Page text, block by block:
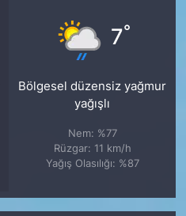
7°
Bölgesel düzensiz yağmur
yağışlı
Nem: %77
Rüzgar: 11 km/h
Yağış Olasılığı: %87